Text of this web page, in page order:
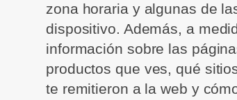
zona horaria y algunas de
dispositivo. Además, a
información sobre las
productos que ves, qué
te remitieron a la web y